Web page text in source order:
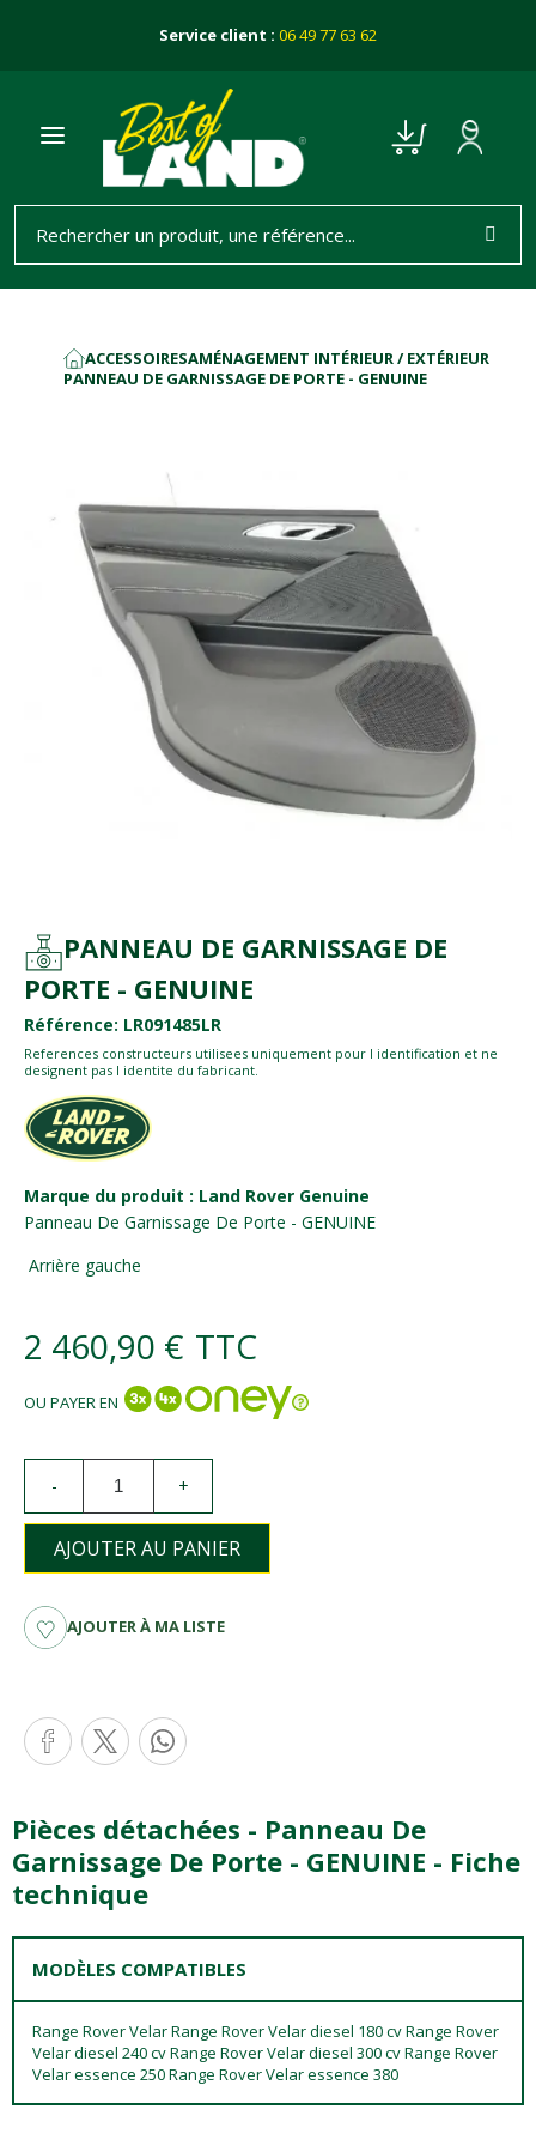
Service client : 06 49 77 63 62
ACCUEIL
ACCESSOIRESAMÉNAGEMENT INTÉRIEUR / EXTÉRIEUR
PANNEAU DE GARNISSAGE DE PORTE - GENUINE
PANNEAU DE GARNISSAGE DE
PORTE - GENUINE
Référence: LR091485LR
References constructeurs utilisees uniquement pour l identification et ne
designent pas l identite du fabricant.
Marque du produit : Land Rover Genuine
Panneau De Garnissage De Porte - GENUINE
Arrière gauche
2 460,90 € TTC
OU PAYER EN
- +
AJOUTER AU PANIER
AJOUTER À MA LISTE
Pièces détachées - Panneau De
Garnissage De Porte - GENUINE - Fiche
technique
MODÈLES COMPATIBLES
Range Rover Velar Range Rover Velar diesel 180 cv Range Rover
Velar diesel 240 cv Range Rover Velar diesel 300 cv Range Rover
Velar essence 250 Range Rover Velar essence 380